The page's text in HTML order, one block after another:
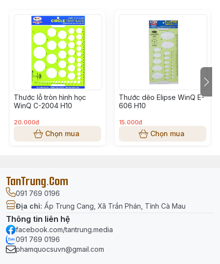
Chất lượng: chất liệu nhựa tốt - bông lau mịn sạch
Xuất xứ : Việt Nam
Kích thước: Dài x ngang x dày
+ WE101: 11cm x 5,2cm x 3,5cm
Thước lỗ tròn hình học
WinQ C-2004 H10
20.000đ
Chọn mua
Thước dẽo Elipse WinQ E-
606 H10
15.000đ
Chọn mua
TanTrung.Com
091 769 0196
Địa chỉ: Ấp Trung Cang, Xã Trần Phán, Tỉnh Cà Mau
Thông tin liên hệ
facebook.com/tantrung.media
091 769 0196
phamquocsuvn@gmail.com